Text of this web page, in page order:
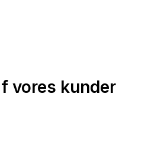
vores kunder